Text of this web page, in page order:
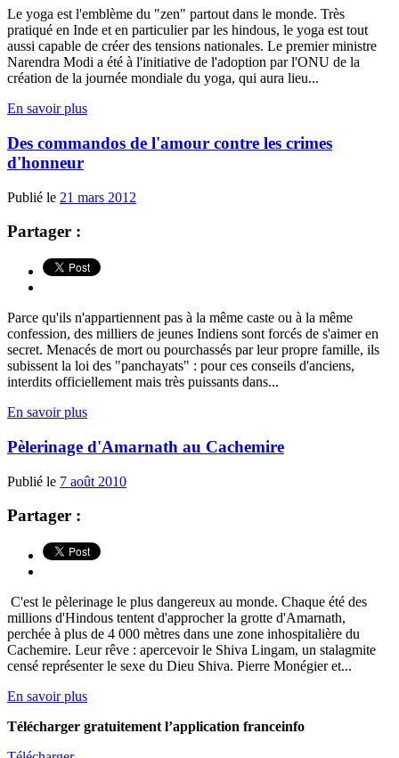
Le yoga est l'emblème du "zen" partout dans le monde. Très
pratiqué en Inde et en particulier par les hindous, le yoga est tout
aussi capable de créer des tensions nationales. Le premier ministre
Narendra Modi a été à l'initiative de l'adoption par l'ONU de la
création de la journée mondiale du yoga, qui aura lieu...
En savoir plus
Des commandos de l'amour contre les crimes
d'honneur
Publié le 21 mars 2012
Partager :
Parce qu'ils n'appartiennent pas à la même caste ou à la même
confession, des milliers de jeunes Indiens sont forcés de s'aimer en
secret. Menacés de mort ou pourchassés par leur propre famille, ils
subissent la loi des "panchayats" : pour ces conseils d'anciens,
interdits officiellement mais très puissants dans...
En savoir plus
Pèlerinage d'Amarnath au Cachemire
Publié le 7 août 2010
Partager :
C'est le pèlerinage le plus dangereux au monde. Chaque été des
millions d'Hindous tentent d'approcher la grotte d'Amarnath,
perchée à plus de 4 000 mètres dans une zone inhospitalière du
Cachemire. Leur rêve : apercevoir le Shiva Lingam, un stalagmite
censé représenter le sexe du Dieu Shiva. Pierre Monégier et...
En savoir plus
Télécharger gratuitement l’application franceinfo